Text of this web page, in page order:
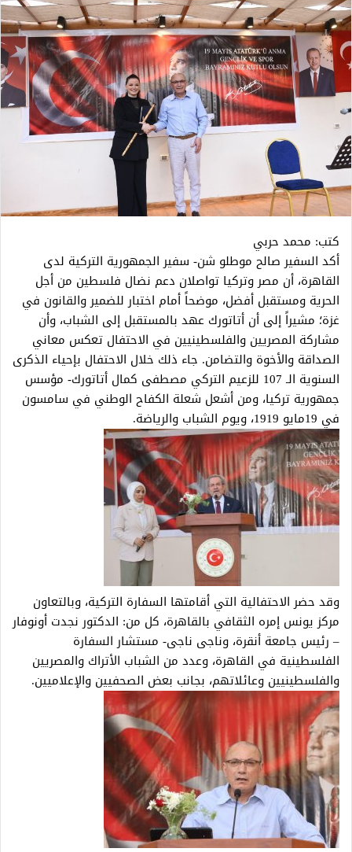
كتب: محمد حربي
أكد السفير صالح موطلو شن- سفير الجمهورية التركية لدى
القاهرة، أن مصر وتركيا تواصلان دعم نضال فلسطين من أجل
الحرية ومستقبل أفضل، موضحاً أمام اختبار للضمير والقانون في
غزة؛ مشيراً إلى أن أتاتورك عهد بالمستقبل إلى الشباب، وأن
مشاركة المصريين والفلسطينيين في الاحتفال تعكس معاني
الصداقة والأخوة والتضامن. جاء ذلك خلال الاحتفال بإحياء الذكرى
السنوية الـ 107 للزعيم التركي مصطفى كمال أتاتورك- مؤسس
جمهورية تركيا، ومن أشعل شعلة الكفاح الوطني في سامسون
في 19مايو 1919، ويوم الشباب والرياضة.
وقد حضر الاحتفالية التي أقامتها السفارة التركية، وبالتعاون
مركز يونس إمره الثقافي بالقاهرة، كل من: الدكتور نجدت أونوفار
– رئيس جامعة أنقرة، وناجى ناجى- مستشار السفارة
الفلسطينية في القاهرة، وعدد من الشباب الأتراك والمصريين
والفلسطينيين وعائلاتهم، بجانب بعض الصحفيين والإعلاميين.